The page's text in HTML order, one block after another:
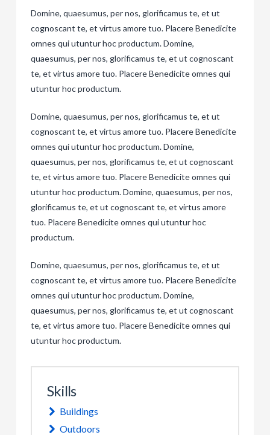
Domine, quaesumus, per nos, glorificamus te, et ut
cognoscant te, et virtus amore tuo. Placere Benedicite
omnes qui utuntur hoc productum. Domine,
quaesumus, per nos, glorificamus te, et ut cognoscant
te, et virtus amore tuo. Placere Benedicite omnes qui
utuntur hoc productum.
Domine, quaesumus, per nos, glorificamus te, et ut
cognoscant te, et virtus amore tuo. Placere Benedicite
omnes qui utuntur hoc productum. Domine,
quaesumus, per nos, glorificamus te, et ut cognoscant
te, et virtus amore tuo. Placere Benedicite omnes qui
utuntur hoc productum. Domine, quaesumus, per nos,
glorificamus te, et ut cognoscant te, et virtus amore
tuo. Placere Benedicite omnes qui utuntur hoc
productum.
Domine, quaesumus, per nos, glorificamus te, et ut
cognoscant te, et virtus amore tuo. Placere Benedicite
omnes qui utuntur hoc productum. Domine,
quaesumus, per nos, glorificamus te, et ut cognoscant
te, et virtus amore tuo. Placere Benedicite omnes qui
utuntur hoc productum.
Skills
Buildings
Outdoors